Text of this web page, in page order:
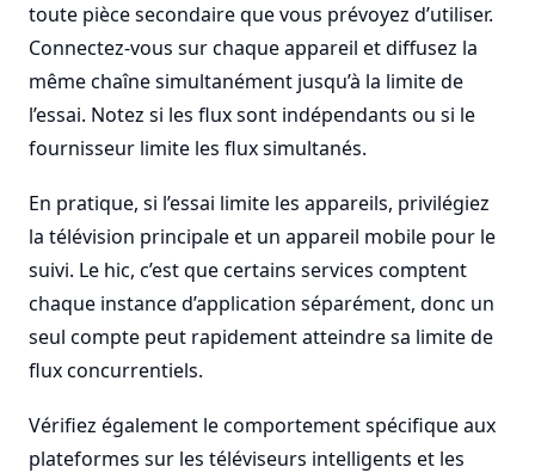
toute pièce secondaire que vous prévoyez d’utiliser.
Connectez-vous sur chaque appareil et diffusez la
même chaîne simultanément jusqu’à la limite de
l’essai. Notez si les flux sont indépendants ou si le
fournisseur limite les flux simultanés.
En pratique, si l’essai limite les appareils, privilégiez
la télévision principale et un appareil mobile pour le
suivi. Le hic, c’est que certains services comptent
chaque instance d’application séparément, donc un
seul compte peut rapidement atteindre sa limite de
flux concurrentiels.
Vérifiez également le comportement spécifique aux
plateformes sur les téléviseurs intelligents et les